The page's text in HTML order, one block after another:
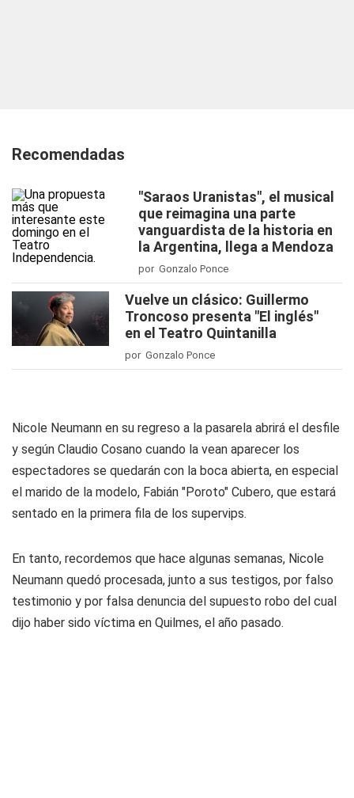
Recomendadas
"Saraos Uranistas", el musical
que reimagina una parte
vanguardista de la historia en
la Argentina, llega a Mendoza
por Gonzalo Ponce
Vuelve un clásico: Guillermo
Troncoso presenta "El inglés"
en el Teatro Quintanilla
por Gonzalo Ponce
Nicole Neumann en su regreso a la pasarela abrirá el desfile
y según Claudio Cosano cuando la vean aparecer los
espectadores se quedarán con la boca abierta, en especial
el marido de la modelo, Fabián "Poroto" Cubero, que estará
sentado en la primera fila de los supervips.
En tanto, recordemos que hace algunas semanas, Nicole
Neumann quedó procesada, junto a sus testigos, por falso
testimonio y por falsa denuncia del supuesto robo del cual
dijo haber sido víctima en Quilmes, el año pasado.